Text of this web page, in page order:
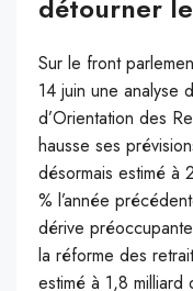
détourner
Sur le front
14 juin une analyse
d’Orientation des
hausse ses
désormais estimé
% l’année
dérive
la réforme des
estimé à 1,8 milliard